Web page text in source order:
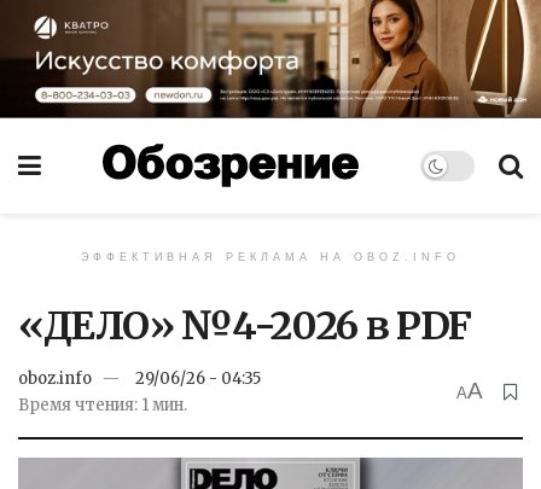
ЭФФЕКТИВНАЯ РЕКЛАМА НА OBOZ.INFO
«ДЕЛО» №4-2026 в PDF
oboz.info
29/06/26 - 04:35
Время чтения: 1 мин.
AA